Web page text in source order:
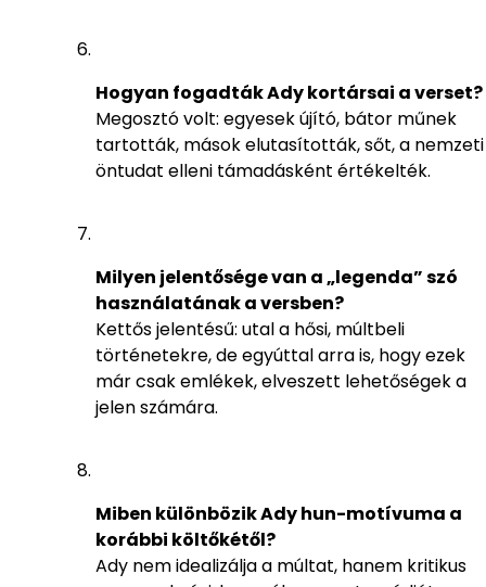
Hogyan fogadták Ady kortársai a verset?
Megosztó volt: egyesek újító, bátor műnek
tartották, mások elutasították, sőt, a nemzeti
öntudat elleni támadásként értékelték.
Milyen jelentősége van a „legenda” szó
használatának a versben?
Kettős jelentésű: utal a hősi, múltbeli
történetekre, de egyúttal arra is, hogy ezek
már csak emlékek, elveszett lehetőségek a
jelen számára.
Miben különbözik Ady hun-motívuma a
korábbi költőkétől?
Ady nem idealizálja a múltat, hanem kritikus